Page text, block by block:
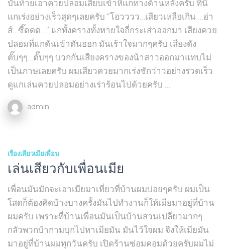
บั้นท้ายเอาควยปลอมเสียบเข้าหีแกทางด้านหลังครับ ที่นี้
แกเร่งอย่างเร็วสุดๆเลยครับ “โอวววว…เสียวเหลือเกิน …อ่า
ส์…ซี๊ดดด…” แกทั้งครางทั้งหายใจถี่กระเส่าออกมา เสียงควย
ปลอมที่แกดันเข้าดันออก มันเร้าใจมากๆครับ เสียงดัง
ตั๊บๆๆ…ตั๊บๆๆ บวกกันเสียงครางของน้าสาวออกมาแทบไม่
เป็นภาษเลยครับ ผมเสียวควยมากเร่งชักว่าวอย่างรวดเร็ว
ดูแกเล่นควยปลอมอย่างเร่าร้อนไปด้วยครับ …
admin
เรื่องเสียวเมียเพื่อน
เล่นเสียวกับเพื่อนเมีย
เพื่อนมันมักจะเอาเมียมาเที่ยวที่บ้านผมบ่อยๆครับ ผมเป็น
โสดก็ต้องคิดบ้างบางครั้งมันไปทำงานก็ให้เมียมาอยู่ที่บ้าน
ผมครับ เพราะที่บ้านเพื่อนมันเป็นบ้านสวนเปลี่ยวมากๆ
กลัวพวกบ้ากามบุกไปหาเมียมัน มันไว้ใจผม จึงให้เมียมัน
มาอยู่ที่บ้านผมทุกวันครับ เปิดร้านซ่อมคอมด้วยครับผมไม่